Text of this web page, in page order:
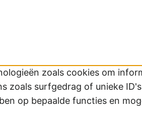
zoals cookies om
zoals surfgedrag of unieke
op bepaalde functies en